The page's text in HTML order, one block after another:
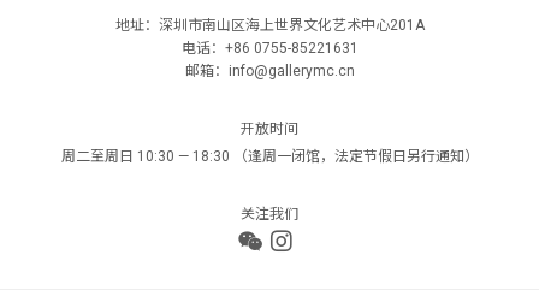
地址：深圳市南山区海上世界文化艺术中心201A
电话：+86 0755-85221631
邮箱：info@gallerymc.cn
开放时间
周二至周日 10:30 — 18:30 （逢周一闭馆，法定节假日另行通知）
关注我们